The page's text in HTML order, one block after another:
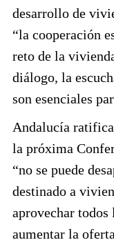
desarrollo de
“la cooperación
reto de la
diálogo, la
son esenciales
Andalucía
la próxima
“no se puede
destinado a
aprovechar todos
aumentar la